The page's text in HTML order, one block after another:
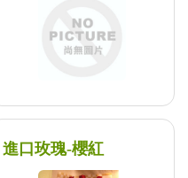
進口玫瑰-櫻紅